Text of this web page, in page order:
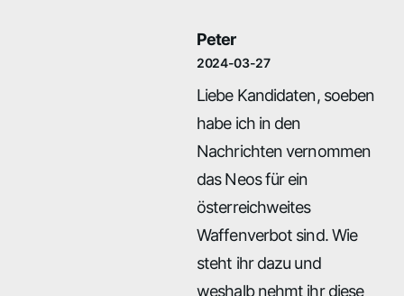
Peter
2024-03-27
Liebe Kandidaten, soeben
habe ich in den
Nachrichten vernommen
das Neos für ein
österreichweites
Waffenverbot sind. Wie
steht ihr dazu und
weshalb nehmt ihr diese